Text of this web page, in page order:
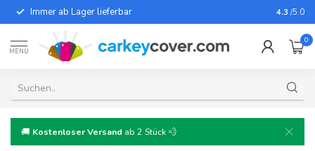
Immer ab Lager lieferbar Für fast
4.3 /5.0
MENU
0
🚚 Kostenloser Versand ab 2 Stück 💨